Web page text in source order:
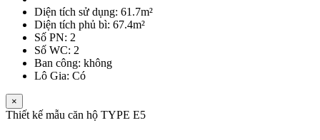
Diện tích sử dụng: 61.7m²
Diện tích phủ bì: 67.4m²
Số PN: 2
Số WC: 2
Ban công: không
Lô Gia: Có
×
Thiết kế mẫu căn hộ TYPE E5